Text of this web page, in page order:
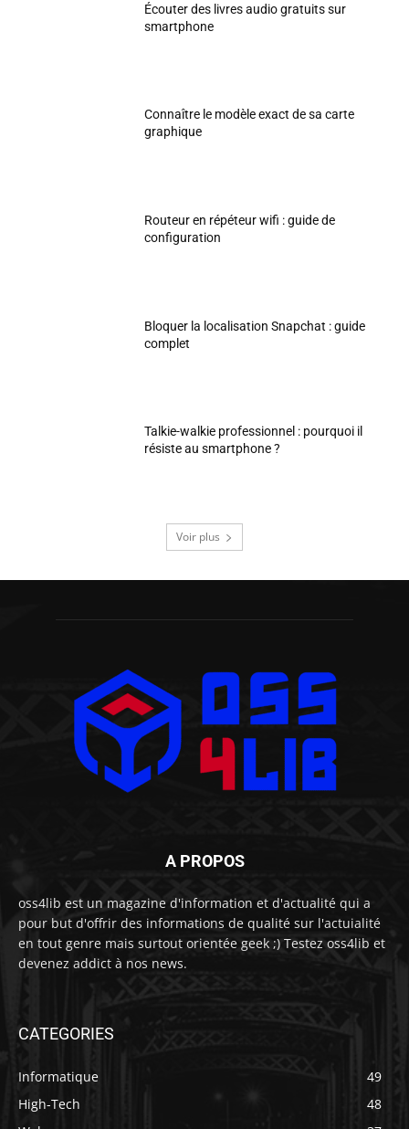
Écouter des livres audio gratuits sur
smartphone
Connaître le modèle exact de sa carte
graphique
Routeur en répéteur wifi : guide de
configuration
Bloquer la localisation Snapchat : guide
complet
Talkie-walkie professionnel : pourquoi il
résiste au smartphone ?
Voir plus
A PROPOS
oss4lib est un magazine d'information et d'actualité qui a
pour but d'offrir des informations de qualité sur l'actuialité
en tout genre mais surtout orientée geek ;) Testez oss4lib et
devenez addict à nos news.
CATEGORIES
Informatique
49
High-Tech
48